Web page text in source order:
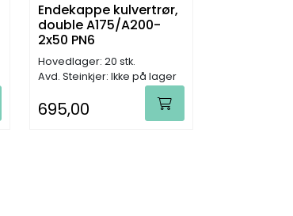
Endekappe kulvertrør,
double A175/A200-
2x50 PN6
Hovedlager: 20 stk.
Avd. Steinkjer: Ikke på lager
695,00